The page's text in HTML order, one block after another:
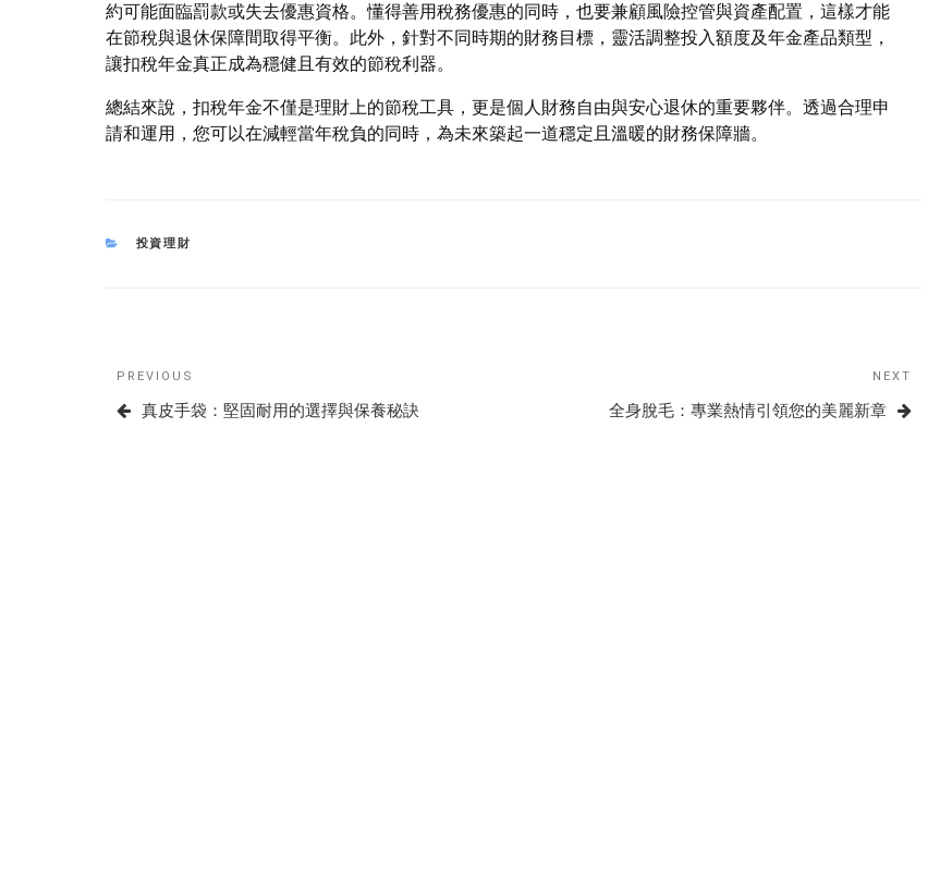
約可能面臨罰款或失去優惠資格。懂得善用稅務優惠的同時，也要兼顧風險控管與資產配置，這樣才能
在節稅與退休保障間取得平衡。此外，針對不同時期的財務目標，靈活調整投入額度及年金產品類型，
讓扣稅年金真正成為穩健且有效的節稅利器。
總結來說，扣稅年金不僅是理財上的節稅工具，更是個人財務自由與安心退休的重要夥伴。透過合理申
請和運用，您可以在減輕當年稅負的同時，為未來築起一道穩定且溫暖的財務保障牆。
CATEGORIES
投資理財
navigation
Previous
Post
PREVIOUS
真皮手袋：堅固耐用的選擇與保養秘訣
Post
NEXT
全身脫毛：專業熱情引領您的美麗新章